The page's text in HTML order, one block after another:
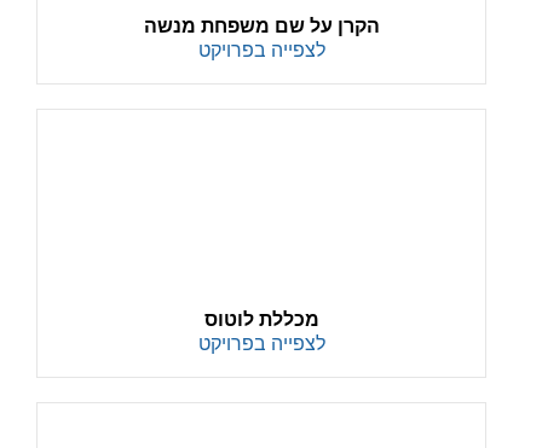
הקרן על שם משפחת מנשה
לצפייה בפרויקט
מכללת לוטוס
לצפייה בפרויקט